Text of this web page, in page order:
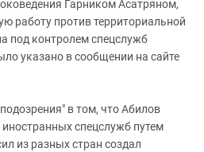
Гарником Асатряном,
работу против территориальной
под контролем спецслужб
указано в сообщении на сайте
в том, что Абилов
иностранных спецслужб путем
из разных стран создал